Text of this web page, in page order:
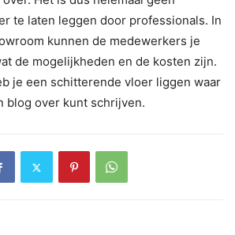
te laten leggen door professionals. In
kunnen de medewerkers je
de mogelijkheden en de kosten zijn.
je een schitterende vloer liggen waar
blog over kunt schrijven.